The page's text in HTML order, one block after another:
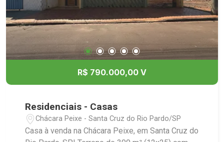
R$ 790.000,00 V
Residenciais - Casas
Chácara Peixe - Santa Cruz do Rio Pardo/SP
Casa à venda na Chácara Peixe, em Santa Cruz do